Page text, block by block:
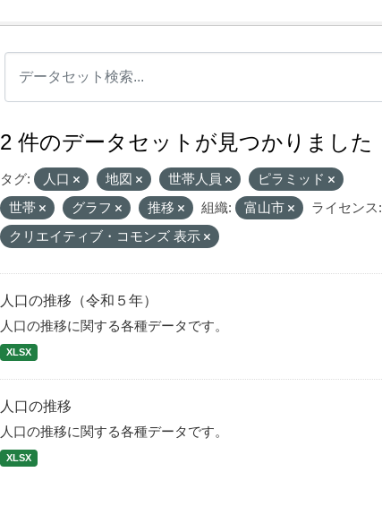
2 件のデータセットが見つかりました
タグ: 人口 地図 世帯人員
ピラミッド
世帯
グラフ 推移 組織: 富山市
ライセンス:
クリエイティブ・コモンズ 表示
人口の推移（令和５年）
人口の推移に関する各種データです。
XLSX
人口の推移
人口の推移に関する各種データです。
XLSX